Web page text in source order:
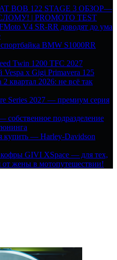
BOB 122 STAGE 3 ОБЗОР—
| PROMOTO TEST
V4 SR-RR доводят до ума
BMW S1000RR
Twin 1200 TFC 2027
x Gigi Primavera 125
квартал 2026: не всё так
Series 2027 — премиум серия
подразделение
купить — Harley-Davidson
GIVI XSpace — для тех,
от жены в мотопутешествии!